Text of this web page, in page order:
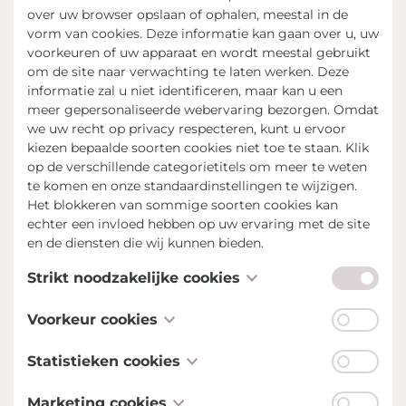
Facebook
over uw browser opslaan of ophalen, meestal in de
vorm van cookies. Deze informatie kan gaan over u, uw
voorkeuren of uw apparaat en wordt meestal gebruikt
om de site naar verwachting te laten werken. Deze
informatie zal u niet identificeren, maar kan u een
meer gepersonaliseerde webervaring bezorgen. Omdat
we uw recht op privacy respecteren, kunt u ervoor
kiezen bepaalde soorten cookies niet toe te staan. Klik
op de verschillende categorietitels om meer te weten
te komen en onze standaardinstellingen te wijzigen.
Het blokkeren van sommige soorten cookies kan
echter een invloed hebben op uw ervaring met de site
en de diensten die wij kunnen bieden.
Strikt noodzakelijke cookies
Deze cookies zijn noodzakelijk voor het functioneren
van de website en kunnen niet uitgeschakeld worden in
onze systemen. Deze worden meestal alleen ingesteld
als een reactie op acties die door u werden
ondernomen inzake een verzoek om diensten, zoals het
Voorkeur cookies
Voorkeur cookies, ook gekend als
“functionaliteitscookies”, stellen een website in staat
om keuzes die u in het verleden heeft gemaakt te
Statistieken cookies
Statistieken cookies, ook gekend als “prestatiecookies”,